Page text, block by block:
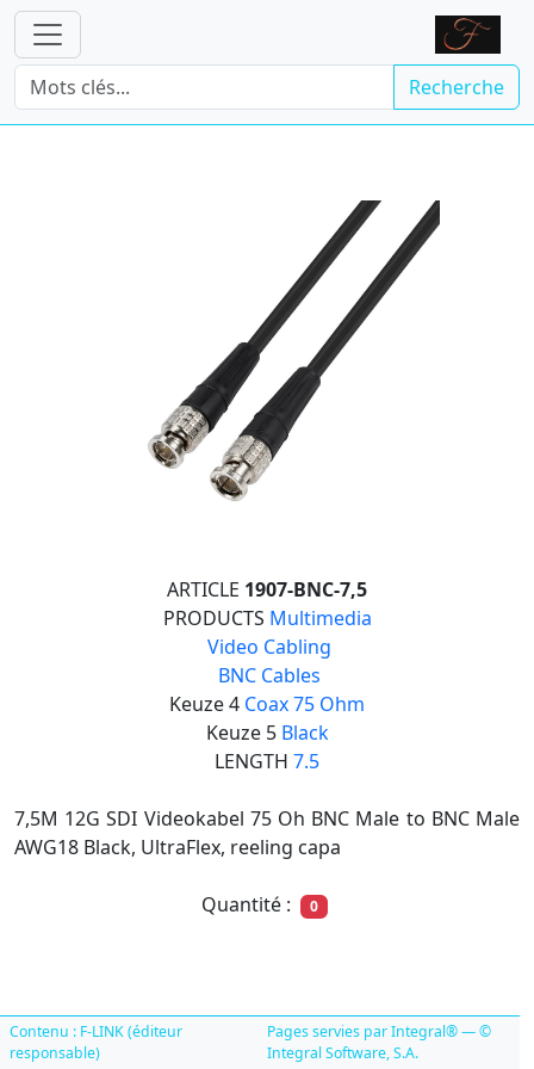
Recherche
ARTICLE 1907-BNC-7,5
PRODUCTS Multimedia
Video Cabling
BNC Cables
Keuze 4 Coax 75 Ohm
Keuze 5 Black
LENGTH 7.5
7,5M 12G SDI Videokabel 75 Oh BNC Male to BNC Male
AWG18 Black, UltraFlex, reeling capa
Quantité : 0
Contenu : F-LINK (éditeur
responsable)
Pages servies par Integral® — ©
Integral Software, S.A.